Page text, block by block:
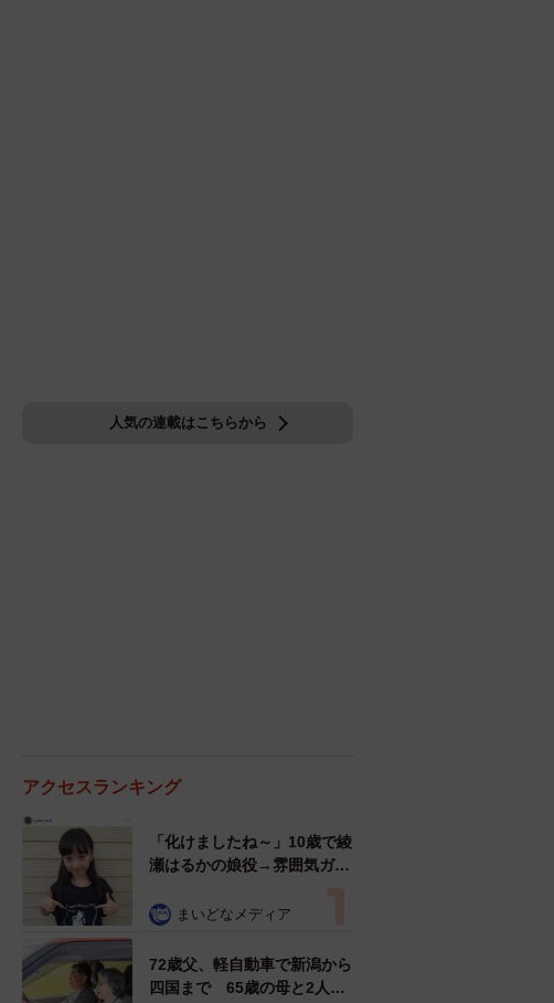
人気の連載はこちらから
アクセスランキング
「化けましたね～」10歳で綾
瀬はるかの娘役→雰囲気ガラ
雰囲気が」「宝塚に入れそ
まいどなメディア
72歳父、軽自動車で新潟から
四国まで 65歳の母と2人で